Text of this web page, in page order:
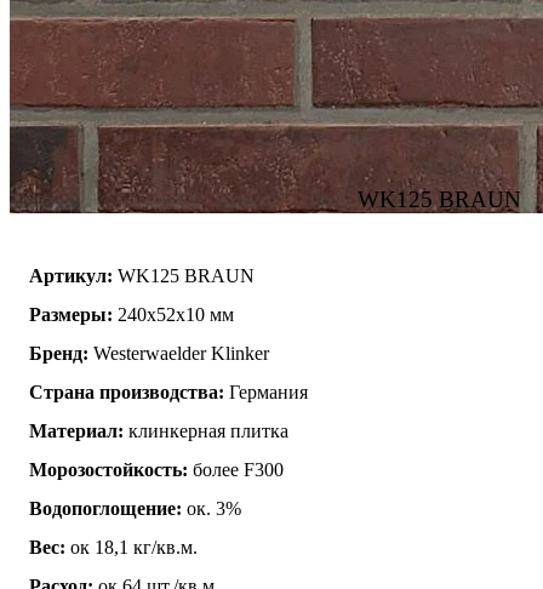
WK125 BRAUN
Артикул: WK125 BRAUN
Размеры: 240х52х10 мм
Бренд: Westerwaelder Klinker
Страна производства: Германия
Материал: клинкерная плитка
Морозостойкость: более F300
Водопоглощение: ок. 3%
Вес: ок 18,1 кг/кв.м.